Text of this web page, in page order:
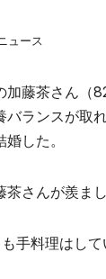
ュース
加藤茶さん（
バランスが取
した。
茶さんが羨ま
手料理はして